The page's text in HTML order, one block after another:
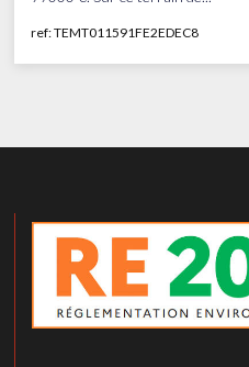
ref: TEMT011591FE2EDEC8